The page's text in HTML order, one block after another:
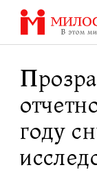
Перейти
содержанию
году